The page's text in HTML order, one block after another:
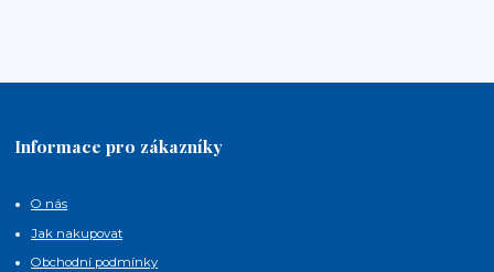
Informace pro zákazníky
O nás
Jak nakupovat
Obchodní podmínky